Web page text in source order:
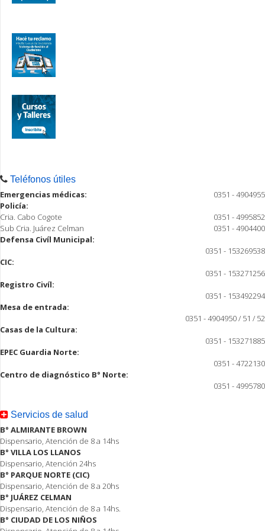
Teléfonos útiles
Emergencias médicas:
0351 - 4904955
Policía:
Cria. Cabo Cogote
0351 - 4995852
Sub Cria. Juárez Celman
0351 - 4904400
Defensa Civíl Municipal:
0351 - 153269538
CIC:
0351 - 153271256
Registro Civíl:
0351 - 153492294
Mesa de entrada:
0351 - 4904950 / 51 / 52
Casas de la Cultura:
0351 - 153271885
EPEC Guardia Norte:
0351 - 4722130
Centro de diagnóstico B° Norte:
0351 - 4995780
Servicios de salud
B° ALMIRANTE BROWN
Dispensario, Atención de 8 a 14hs
B° VILLA LOS LLANOS
Dispensario, Atención 24hs
B° PARQUE NORTE (CIC)
Dispensario, Atención de 8 a 20hs
B° JUÁREZ CELMAN
Dispensario, Atención de 8 a 14hs.
B° CIUDAD DE LOS NIÑOS